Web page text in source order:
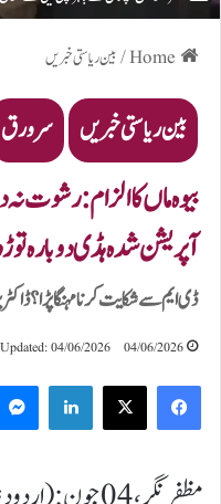
/بین ریاستی خبریں
بین ریاستی خبریں سرورق
بیوہ ماں کا الزام: رشوت
آپریشن شدہ ہڈی دوبارہ
ڈی ایم سے شکایت کرنا مہنگا پڑا؟
04/06/2026
04/06/2026
LinkedIn